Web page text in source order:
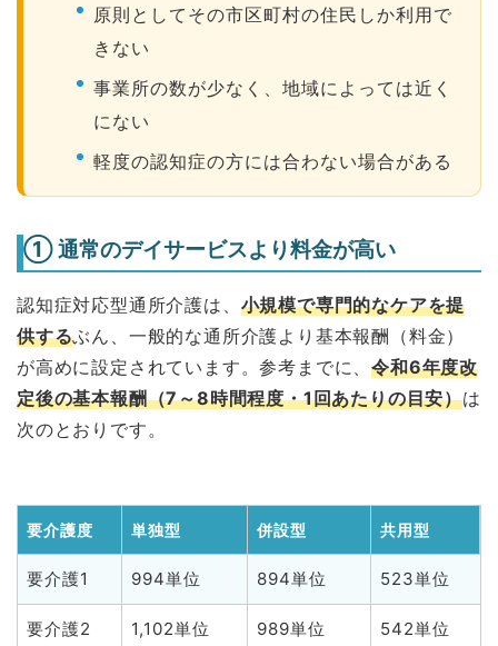
原則としてその市区町村の住民しか利用で
きない
事業所の数が少なく、地域によっては近く
にない
軽度の認知症の方には合わない場合がある
① 通常のデイサービスより料金が高い
認知症対応型通所介護は、 小規模で専門的なケアを提
供するぶん、一般的な通所介護より基本報酬（料金）
が高めに設定されています。参考までに、令和6年度改
定後の基本報酬（7～8時間程度・1回あたりの目安）は
次のとおりです。
要介護度 単独型 併設型 共用型
要介護1 994単位 894単位 523単位
要介護2 1,102単位 989単位 542単位